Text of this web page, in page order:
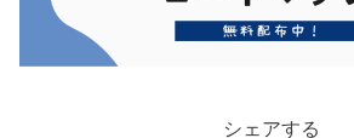
シェアする